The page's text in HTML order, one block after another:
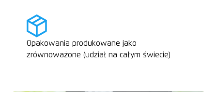
Opakowania produkowane jako
zrównoważone (udział na całym świecie)